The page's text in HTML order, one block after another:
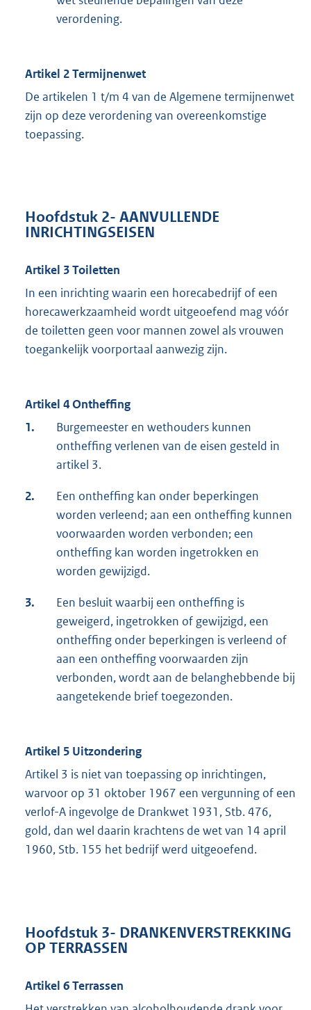
verordening.
Artikel 2 Termijnenwet
De artikelen 1 t/m 4 van de Algemene termijnenwet
zijn op deze verordening van overeenkomstige
toepassing.
Hoofdstuk 2- AANVULLENDE
INRICHTINGSEISEN
Artikel 3 Toiletten
In een inrichting waarin een horecabedrijf of een
horecawerkzaamheid wordt uitgeoefend mag vóór
de toiletten geen voor mannen zowel als vrouwen
toegankelijk voorportaal aanwezig zijn.
Artikel 4 Ontheffing
1.
Burgemeester en wethouders kunnen
ontheffing verlenen van de eisen gesteld in
artikel 3.
2.
Een ontheffing kan onder beperkingen
worden verleend; aan een ontheffing kunnen
voorwaarden worden verbonden; een
ontheffing kan worden ingetrokken en
worden gewijzigd.
3.
Een besluit waarbij een ontheffing is
geweigerd, ingetrokken of gewijzigd, een
ontheffing onder beperkingen is verleend of
aan een ontheffing voorwaarden zijn
verbonden, wordt aan de belanghebbende bij
aangetekende brief toegezonden.
Artikel 5 Uitzondering
Artikel 3 is niet van toepassing op inrichtingen,
warvoor op 31 oktober 1967 een vergunning of een
verlof-A ingevolge de Drankwet 1931, Stb. 476,
gold, dan wel daarin krachtens de wet van 14 april
1960, Stb. 155 het bedrijf werd uitgeoefend.
Hoofdstuk 3- DRANKENVERSTREKKING
OP TERRASSEN
Artikel 6 Terrassen